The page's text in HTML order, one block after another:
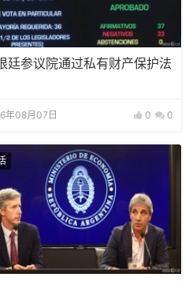
廷参议院通过私有财产保护法
年08月07日 0 0